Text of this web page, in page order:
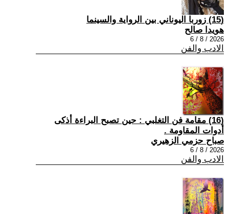
(15) زوربا اليوناني بين الرواية والسينما
هويدا صالح
2026 / 8 / 6
الادب والفن
(16) مقامة فن التغلبي : حين تصبح البراءة أذكى
أدوات المقاومة .
صباح حزمي الزهيري
2026 / 8 / 6
الادب والفن